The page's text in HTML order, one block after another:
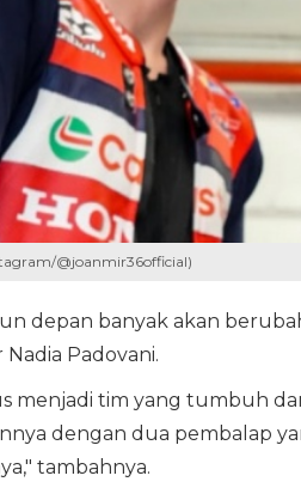
@joanmir36official)
depan banyak akan
Nadia Padovani.
menjadi tim yang tumbuh
dengan dua pembalap
tambahnya.